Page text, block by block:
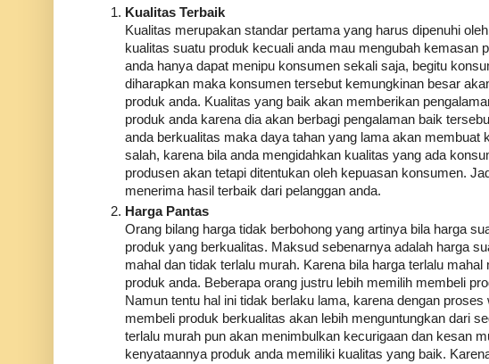
Kualitas Terbaik
Kualitas merupakan standar pertama yang harus dipenuhi
kualitas suatu produk kecuali anda mau mengubah kemasan
anda hanya dapat menipu konsumen sekali saja, begitu
diharapkan maka konsumen tersebut kemungkinan besar
produk anda. Kualitas yang baik akan memberikan
produk anda karena dia akan berbagi pengalaman baik
anda berkualitas maka daya tahan yang lama akan
salah, karena bila anda mengidahkan kualitas yang ada
produsen akan tetapi ditentukan oleh kepuasan konsumen.
menerima hasil terbaik dari pelanggan anda.
Harga Pantas
Orang bilang harga tidak berbohong yang artinya bila harga
produk yang berkualitas. Maksud sebenarnya adalah harga
mahal dan tidak terlalu murah. Karena bila harga terlalu
produk anda. Beberapa orang justru lebih memilih membeli
Namun tentu hal ini tidak berlaku lama, karena dengan
membeli produk berkualitas akan lebih menguntungkan dari
terlalu murah pun akan menimbulkan kecurigaan dan kesan
kenyataannya produk anda memiliki kualitas yang baik.